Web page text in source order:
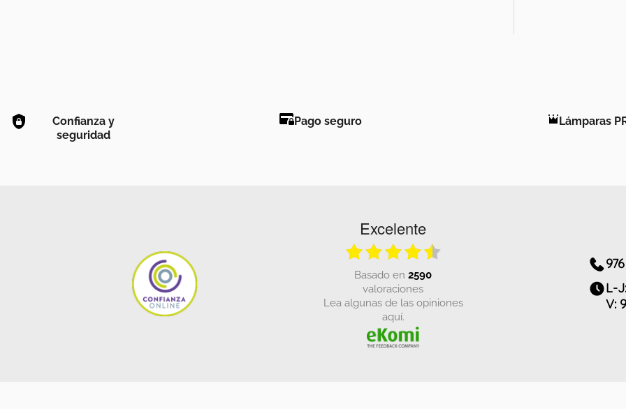
Confianza y
seguridad
Pago seguro Lámparas
Excelente
basado en 2590
valoraciones
Lea algunas de las opiniones
aquí.
L-
V: